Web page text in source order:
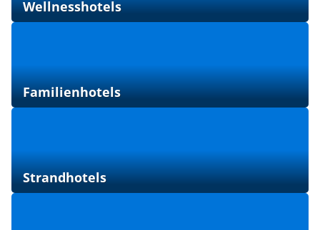
Wellnesshotels
Familienhotels
Strandhotels